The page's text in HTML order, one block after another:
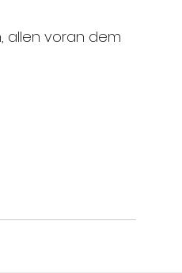
allen voran dem